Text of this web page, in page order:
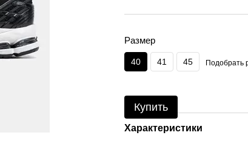
Размер
40 41 45 Подобрать
Купить
Характеристики